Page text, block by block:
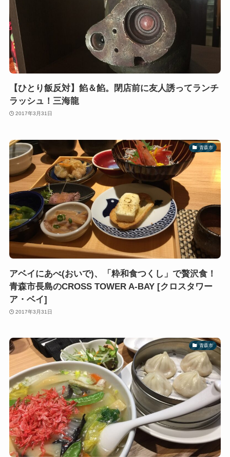
【ひとり飯反対】餡＆餡。閉店前に友人誘ってランチ
ラッシュ！三海龍
2017年3月31日
青森市
アベイにあべ(おいで)、「粋和食つくし」で贅沢食！
青森市長島のCROSS TOWER A-BAY [クロスタワー
ア・ベイ]
2017年3月31日
青森市